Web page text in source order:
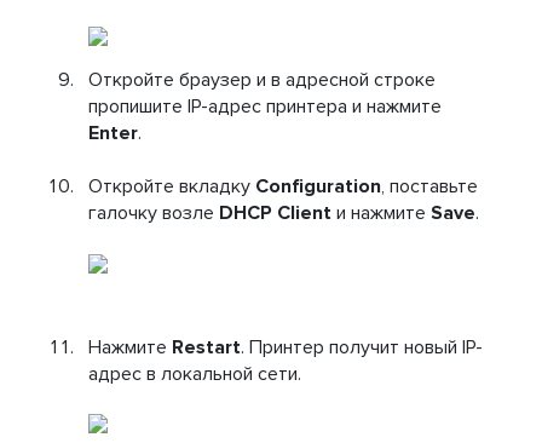
Откройте браузер и в адресной строке
пропишите IP-адрес принтера и нажмите
Enter.
Откройте вкладку Configuration, поставьте
галочку возле DHCP Client и нажмите Save.
Нажмите Restart. Принтер получит новый IP-
адрес в локальной сети.